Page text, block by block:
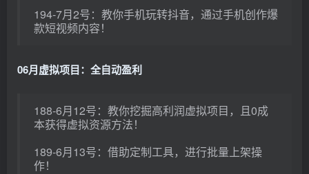
194-7月2号：教你手机玩转抖音，通过手机创作爆
款短视频内容！
06月虚拟项目：全自动盈利
188-6月12号：教你挖掘高利润虚拟项目，且0成
本获得虚拟资源方法！
189-6月13号：借助定制工具，进行批量上架操
作！